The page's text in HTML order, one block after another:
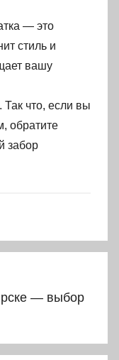
— это
стиль и
вашу
что, если вы
обратите
забор
— выбор